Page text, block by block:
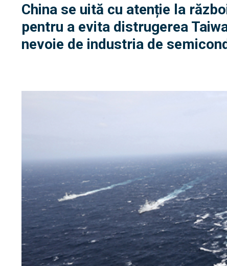
China se uită cu atenție la
pentru a evita distrugerea
nevoie de industria de